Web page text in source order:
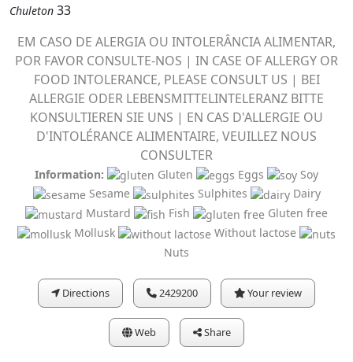
Chuleton 33
EM CASO DE ALERGIA OU INTOLERÂNCIA ALIMENTAR,
POR FAVOR CONSULTE-NOS | IN CASE OF ALLERGY OR
FOOD INTOLERANCE, PLEASE CONSULT US | BEI
ALLERGIE ODER LEBENSMITTELINTELERANZ BITTE
KONSULTIEREN SIE UNS | EN CAS D'ALLERGIE OU
D'INTOLÉRANCE ALIMENTAIRE, VEUILLEZ NOUS
CONSULTER
Information: Gluten Eggs
Soy
Sesame
Sulphites
Dairy
Mustard
Fish
Gluten free
Mollusk
Without lactose
Nuts
Directions 2429200 Your review
Web Share